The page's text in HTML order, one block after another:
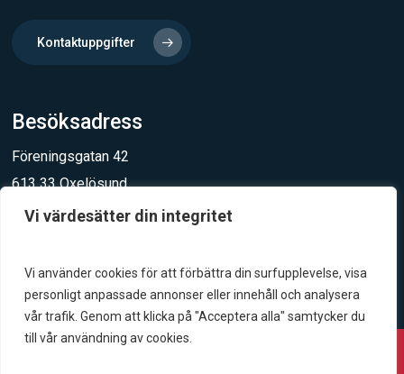
Vi värdesätter din integritet
Vi använder cookies för att förbättra din surfupplevelse, visa
personligt anpassade annonser eller innehåll och analysera
vår trafik. Genom att klicka på "Acceptera alla" samtycker du
till vår användning av cookies.
Kontaktuppgifter
Besöksadress
Föreningsgatan 42
613 33 Oxelösund
Integritet och säkerhet
Integritetspolicy